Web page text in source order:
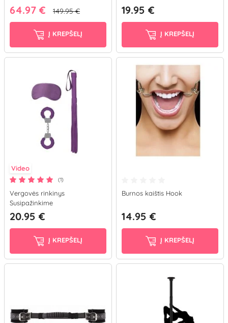
64.97 € 149.95 €
Į KREPŠELĮ
19.95 €
Į KREPŠELĮ
Video
(1)
Vergovės rinkinys
Susipažinkime
20.95 €
Į KREPŠELĮ
Burnos kaištis Hook
14.95 €
Į KREPŠELĮ